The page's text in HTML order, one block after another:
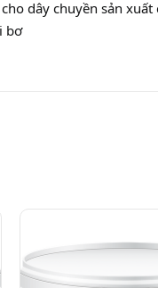
dây chuyền sản xuất
bơ